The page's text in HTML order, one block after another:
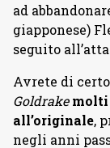
ad
giapponese)
seguito
Avrete di
Goldrakemolti
all’originale,
negli anni